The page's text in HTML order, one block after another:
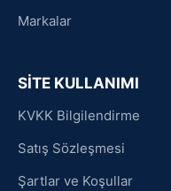
Markalar
SİTE KULLANIMI
KVKK Bilgilendirme
Satış Sözleşmesi
Şartlar ve Koşullar